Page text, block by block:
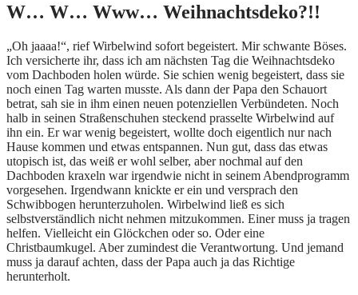
W… W… Www… Weihnachtsdeko?!!
„Oh jaaaa!“, rief Wirbelwind sofort begeistert. Mir schwante Böses.
Ich versicherte ihr, dass ich am nächsten Tag die Weihnachtsdeko
vom Dachboden holen würde. Sie schien wenig begeistert, dass sie
noch einen Tag warten musste. Als dann der Papa den Schauort
betrat, sah sie in ihm einen neuen potenziellen Verbündeten. Noch
halb in seinen Straßenschuhen steckend prasselte Wirbelwind auf
ihn ein. Er war wenig begeistert, wollte doch eigentlich nur nach
Hause kommen und etwas entspannen. Nun gut, dass das etwas
utopisch ist, das weiß er wohl selber, aber nochmal auf den
Dachboden kraxeln war irgendwie nicht in seinem Abendprogramm
vorgesehen. Irgendwann knickte er ein und versprach den
Schwibbogen herunterzuholen. Wirbelwind ließ es sich
selbstverständlich nicht nehmen mitzukommen. Einer muss ja tragen
helfen. Vielleicht ein Glöckchen oder so. Oder eine
Christbaumkugel. Aber zumindest die Verantwortung. Und jemand
muss ja darauf achten, dass der Papa auch ja das Richtige
herunterholt.